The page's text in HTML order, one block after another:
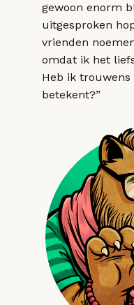
gewoon enorm
uitgesproken
vrienden
omdat ik het
Heb ik trouwens
betekent?”